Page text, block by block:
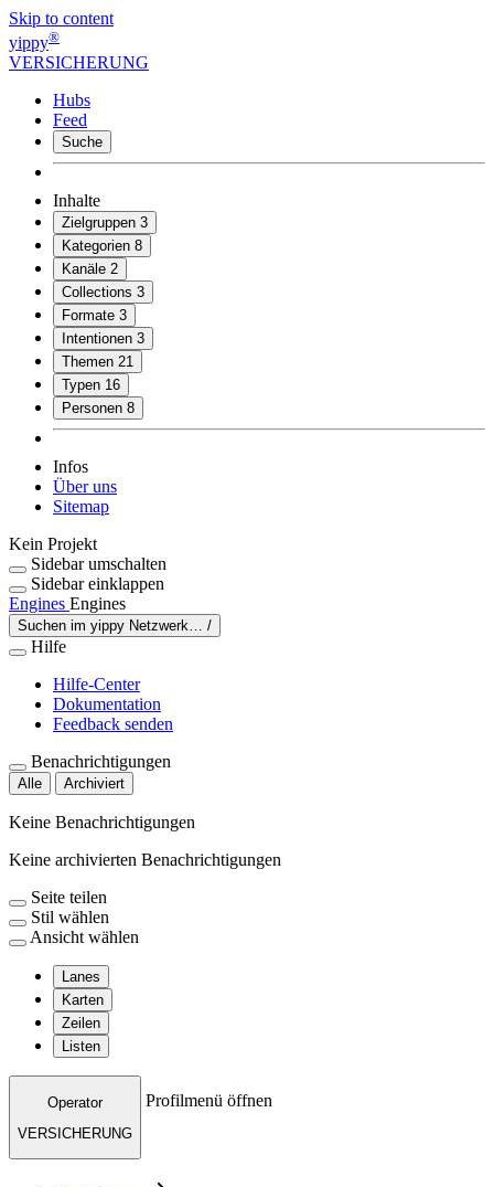
Skip to content
yippy®
VERSICHERUNG
Hubs
Feed
Suche
Inhalte
Zielgruppen 3
Kategorien 8
Kanäle 2
Collections 3
Formate 3
Intentionen 3
Themen 21
Typen 16
Personen 8
Infos
Über uns
Sitemap
Kein Projekt
Sidebar umschalten
Sidebar einklappen
Engines Engines
Suchen im yippy Netzwerk… /
Hilfe
Hilfe-Center
Dokumentation
Feedback senden
Benachrichtigungen
Alle Archiviert
Keine Benachrichtigungen
Keine archivierten Benachrichtigungen
Seite teilen
Stil wählen
Ansicht wählen
Lanes
Karten
Zeilen
Listen
Operator
VERSICHERUNG
Profilmenü öffnen